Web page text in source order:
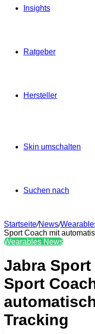
Insights
Ratgeber
Hersteller
Skin umschalten
Suchen nach
Startseite/News/
Sport Coach mit
Wearables News
Jabra
Sport
Tracking